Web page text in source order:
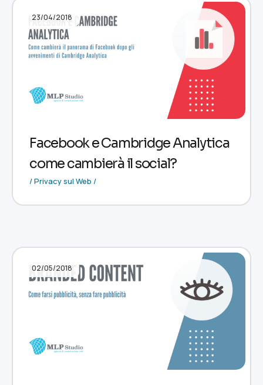
23/04/2018
Facebook e Cambridge Analytica
come cambierà il social?
/ Privacy sul Web /
02/05/2018